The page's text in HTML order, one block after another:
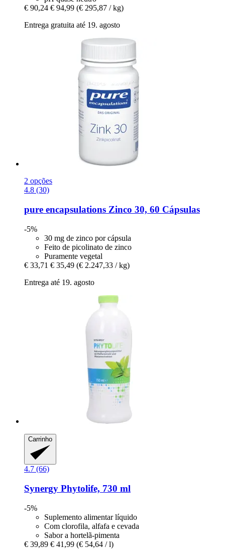
€ 90,24 € 94,99 (€ 295,87 / kg)
Entrega gratuita até 19. agosto
2 opções
4.8 (30)
pure encapsulations Zinco 30, 60 Cápsulas
-5%
30 mg de zinco por cápsula
Feito de picolinato de zinco
Puramente vegetal
€ 33,71 € 35,49 (€ 2.247,33 / kg)
Entrega até 19. agosto
Carrinho
4.7 (66)
Synergy Phytolife, 730 ml
-5%
Suplemento alimentar líquido
Com clorofila, alfafa e cevada
Sabor a hortelã-pimenta
€ 39,89 € 41,99 (€ 54,64 / l)